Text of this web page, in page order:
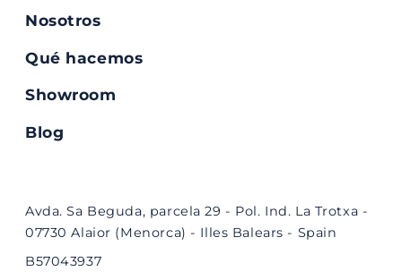
Nosotros
Qué hacemos
Showroom
Blog
Avda. Sa Beguda, parcela 29 - Pol. Ind. La Trotxa -
07730 Alaior (Menorca) - Illes Balears - Spain
B57043937